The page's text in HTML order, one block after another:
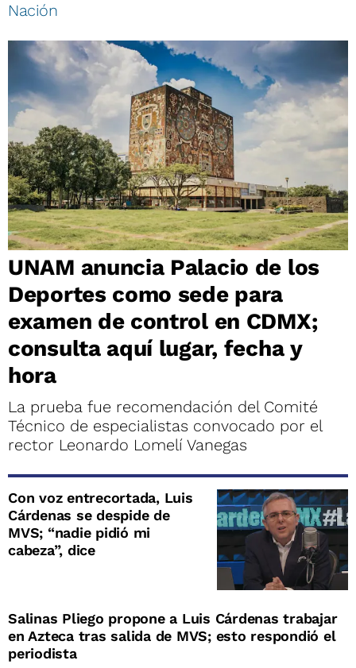
Nación
UNAM anuncia Palacio de los
Deportes como sede para
examen de control en CDMX;
consulta aquí lugar, fecha y
hora
La prueba fue recomendación del Comité
Técnico de especialistas convocado por el
rector Leonardo Lomelí Vanegas
Con voz entrecortada, Luis
Cárdenas se despide de
MVS; “nadie pidió mi
cabeza”, dice
Salinas Pliego propone a Luis Cárdenas trabajar
en Azteca tras salida de MVS; esto respondió el
periodista